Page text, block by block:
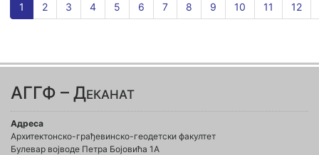
1 2 3 4 5 6 7 8 9 10 11 12
АГГФ – Деканат
Адреса
Архитектонско-грађевинско-геодетски факултет
Булевар војводе Петра Бојовића 1A